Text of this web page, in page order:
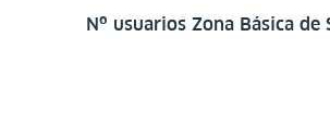
Nº usuarios Zona Básica